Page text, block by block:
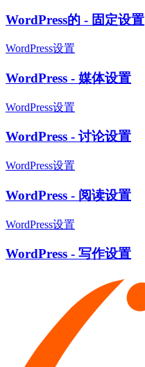
WordPress的 - 固定设置
WordPress设置
WordPress - 媒体设置
WordPress设置
WordPress - 讨论设置
WordPress设置
WordPress - 阅读设置
WordPress设置
WordPress - 写作设置